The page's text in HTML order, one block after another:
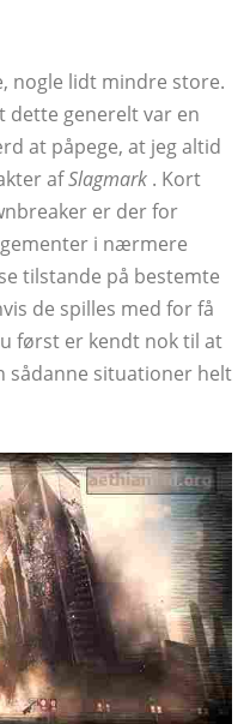
nogle lidt mindre store.
dette generelt var en
at påpege, at jeg altid
afSlagmark . Kort
er der for
i nærmere
tilstande på bestemte
de spilles med for få
først er kendt nok til at
sådanne situationer helt